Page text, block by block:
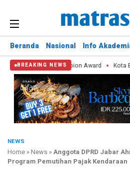
Beranda Nasional Info
BREAKING NEWS
Green City Champion Award Kota
NEWS
Home »News »Anggota DPRD Jabar
Program Pemutihan Pajak Kendaraan